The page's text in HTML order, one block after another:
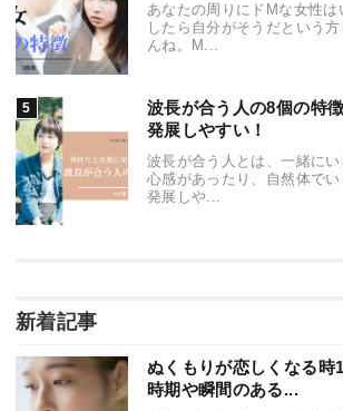
あなたの周りにドMな女性
したら自分がそうだという
んね。M...
波長が合う人の8個の特
発展しやすい！
波長が合う人とは、一緒に
心感があったり、自然体で
発展しや...
新着記事
ぬくもりが恋しくなる時
時期や瞬間のある...